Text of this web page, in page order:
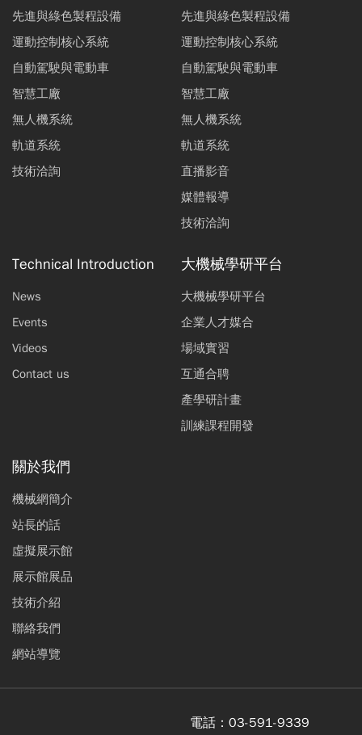
先進與綠色製程設備
運動控制核心系統
自動駕駛與電動車
智慧工廠
無人機系統
軌道系統
技術洽詢
先進與綠色製程設備
運動控制核心系統
自動駕駛與電動車
智慧工廠
無人機系統
軌道系統
直播影音
媒體報導
技術洽詢
Technical Introduction
News
Events
Videos
Contact us
大機械學研平台
大機械學研平台
企業人才媒合
場域實習
互通合聘
產學研計畫
訓練課程開發
關於我們
機械網簡介
站長的話
虛擬展示館
展示館展品
技術介紹
聯絡我們
網站導覽
電話： 03-591-9339